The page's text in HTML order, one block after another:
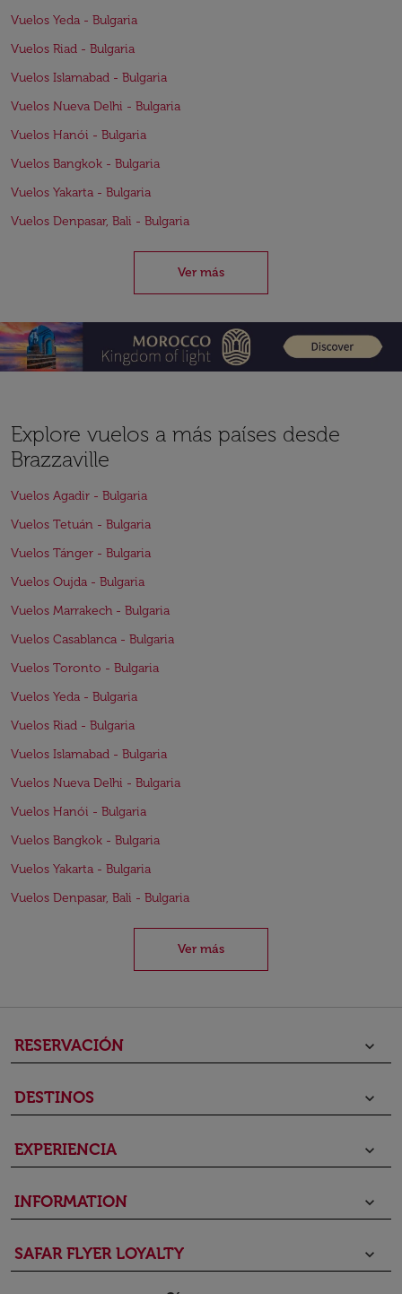
Vuelos Yeda - Bulgaria
Vuelos Riad - Bulgaria
Vuelos Islamabad - Bulgaria
Vuelos Nueva Delhi - Bulgaria
Vuelos Hanói - Bulgaria
Vuelos Bangkok - Bulgaria
Vuelos Yakarta - Bulgaria
Vuelos Denpasar, Bali - Bulgaria
Ver más
Explore vuelos a más países desde
Brazzaville
Vuelos Agadir - Bulgaria
Vuelos Tetuán - Bulgaria
Vuelos Tánger - Bulgaria
Vuelos Oujda - Bulgaria
Vuelos Marrakech - Bulgaria
Vuelos Casablanca - Bulgaria
Vuelos Toronto - Bulgaria
Vuelos Yeda - Bulgaria
Vuelos Riad - Bulgaria
Vuelos Islamabad - Bulgaria
Vuelos Nueva Delhi - Bulgaria
Vuelos Hanói - Bulgaria
Vuelos Bangkok - Bulgaria
Vuelos Yakarta - Bulgaria
Vuelos Denpasar, Bali - Bulgaria
Ver más
RESERVACIÓN keyboard_arrow_down
DESTINOS keyboard_arrow_down
EXPERIENCIA keyboard_arrow_down
INFORMATION keyboard_arrow_down
SAFAR FLYER LOYALTY keyboard_arrow_down